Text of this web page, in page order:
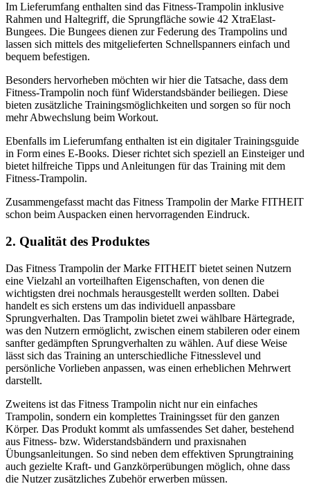
Im Lieferumfang enthalten sind das Fitness-Trampolin inklusive
Rahmen und Haltegriff, die Sprungfläche sowie 42 XtraElast-
Bungees. Die Bungees dienen zur Federung des Trampolins und
lassen sich mittels des mitgelieferten Schnellspanners einfach und
bequem befestigen.
Besonders hervorheben möchten wir hier die Tatsache, dass dem
Fitness-Trampolin noch fünf Widerstandsbänder beiliegen. Diese
bieten zusätzliche Trainingsmöglichkeiten und sorgen so für noch
mehr Abwechslung beim Workout.
Ebenfalls im Lieferumfang enthalten ist ein digitaler Trainingsguide
in Form eines E-Books. Dieser richtet sich speziell an Einsteiger und
bietet hilfreiche Tipps und Anleitungen für das Training mit dem
Fitness-Trampolin.
Zusammengefasst macht das Fitness Trampolin der Marke FITHEIT
schon beim Auspacken einen hervorragenden Eindruck.
2. Qualität des Produktes
Das Fitness Trampolin der Marke FITHEIT bietet seinen Nutzern
eine Vielzahl an vorteilhaften Eigenschaften, von denen die
wichtigsten drei nochmals herausgestellt werden sollten. Dabei
handelt es sich erstens um das individuell anpassbare
Sprungverhalten. Das Trampolin bietet zwei wählbare Härtegrade,
was den Nutzern ermöglicht, zwischen einem stabileren oder einem
sanfter gedämpften Sprungverhalten zu wählen. Auf diese Weise
lässt sich das Training an unterschiedliche Fitnesslevel und
persönliche Vorlieben anpassen, was einen erheblichen Mehrwert
darstellt.
Zweitens ist das Fitness Trampolin nicht nur ein einfaches
Trampolin, sondern ein komplettes Trainingsset für den ganzen
Körper. Das Produkt kommt als umfassendes Set daher, bestehend
aus Fitness- bzw. Widerstandsbändern und praxisnahen
Übungsanleitungen. So sind neben dem effektiven Sprungtraining
auch gezielte Kraft- und Ganzkörperübungen möglich, ohne dass
die Nutzer zusätzliches Zubehör erwerben müssen.